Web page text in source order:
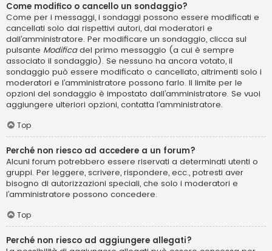
Come modifico o cancello un sondaggio?
Come per i messaggi, i sondaggi possono essere modificati e
cancellati solo dai rispettivi autori, dai moderatori e
dall’amministratore. Per modificare un sondaggio, clicca sul
pulsante Modificadel primo messaggio (a cui è sempre
associato il sondaggio). Se nessuno ha ancora votato, il
sondaggio può essere modificato o cancellato, altrimenti solo i
moderatori e l’amministratore possono farlo. Il limite per le
opzioni del sondaggio è impostato dall’amministratore. Se vuoi
aggiungere ulteriori opzioni, contatta l’amministratore.
Top
Perché non riesco ad accedere a un forum?
Alcuni forum potrebbero essere riservati a determinati utenti o
gruppi. Per leggere, scrivere, rispondere, ecc., potresti aver
bisogno di autorizzazioni speciali, che solo i moderatori e
l’amministratore possono concedere.
Top
Perché non riesco ad aggiungere allegati?